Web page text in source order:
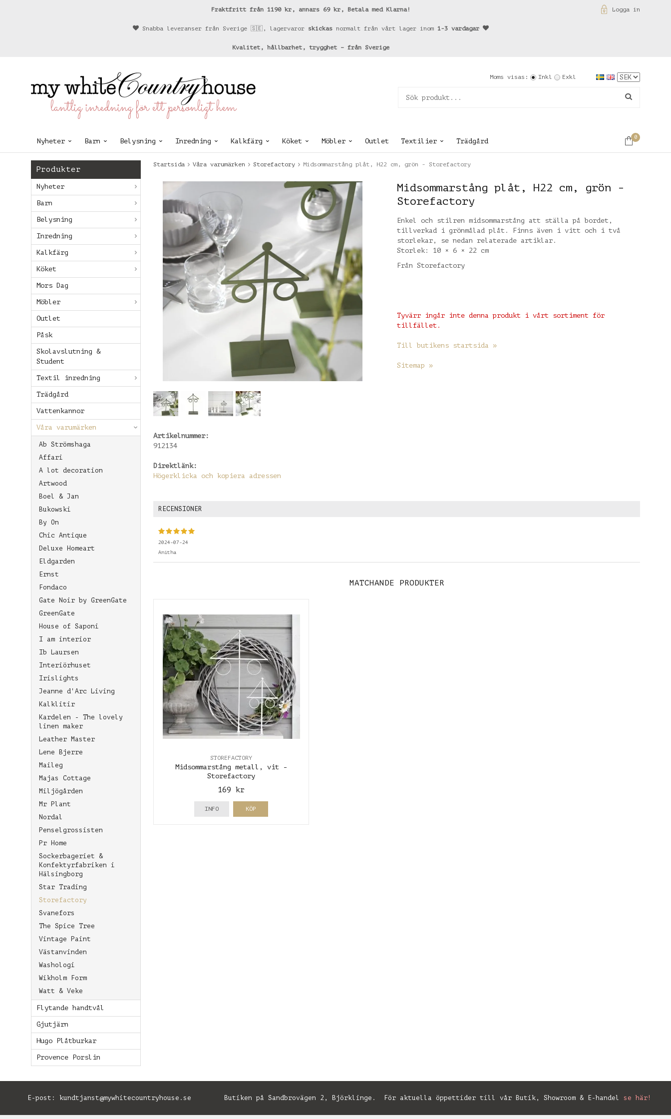
Logga in
Fraktfritt från 1190 kr, annars 69 kr, Betala med Klarna!
Snabba leveranser från Sverige 🇸🇪, lagervaror skickas normalt från vårt lager inom 1-3 vardagar
Kvalitet, hållbarhet, trygghet – från Sverige
lantlig inredning för ett personligt hem
Moms visas: Inkl Exkl
Nyheter Barn Belysning Inredning Kalkfärg Köket Möbler Outlet Textilier Trädgård
0
Produkter
Nyheter
Barn
Belysning
Inredning
Kalkfärg
Köket
Mors Dag
Möbler
Outlet
Påsk
Skolavslutning &
Student
Textil inredning
Trädgård
Vattenkannor
Våra varumärken
Ab Strömshaga
Affari
A lot decoration
Artwood
Boel & Jan
Bukowski
By On
Chic Antique
Deluxe Homeart
Eldgarden
Ernst
Fondaco
Gate Noir by GreenGate
GreenGate
House of Saponi
I am interior
Ib Laursen
Interiörhuset
Irislights
Jeanne d'Arc Living
Kalklitir
Kardelen - The lovely
linen maker
Leather Master
Lene Bjerre
Maileg
Majas Cottage
Miljögården
Mr Plant
Nordal
Penselgrossisten
Pr Home
Sockerbageriet &
Konfektyrfabriken i
Hälsingborg
Star Trading
Storefactory
Svanefors
The Spice Tree
Vintage Paint
Västanvinden
Washologi
Wikholm Form
Watt & Veke
Flytande handtvål
Gjutjärn
Hugo Plåtburkar
Provence Porslin
Startsida Våra varumärken Storefactory Midsommarstång plåt, H22 cm, grön - Storefactory
Midsommarstång plåt, H22 cm, grön -
Storefactory
Enkel och stilren midsommarstång att ställa på bordet,
tillverkad i grönmålad plåt. Finns även i vitt och i två
storlekar, se nedan relaterade artiklar.
Storlek: 10 × 6 × 22 cm
Från Storefactory
Tyvärr ingår inte denna produkt i vårt sortiment för
tillfället.
Till butikens startsida »
Sitemap »
Artikelnummer:
912134
Direktlänk:
Högerklicka och kopiera adressen
RECENSIONER
2024-07-24
Anitha
MATCHANDE PRODUKTER
STOREFACTORY
Midsommarstång metall, vit -
Storefactory
169 kr
INFO KÖP
E-post: kundtjanst@mywhitecountryhouse.se Butiken på Sandbrovägen 2, Björklinge. För aktuella öppettider till vår Butik, Showroom & E-handel se här!